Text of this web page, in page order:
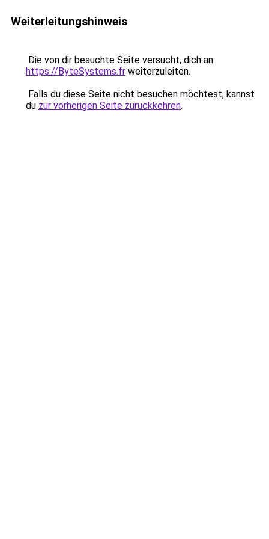
Weiterleitungshinweis
Die von dir besuchte Seite versucht, dich an
https://ByteSystems.fr weiterzuleiten.
Falls du diese Seite nicht besuchen möchtest, kannst
du zur vorherigen Seite zurückkehren.